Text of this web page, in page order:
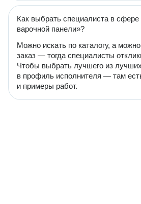
Как выбрать специалиста в сфере
варочной панели»?
Можно искать по каталогу, а
заказ — тогда специалисты
Чтобы выбрать лучшего из
в профиль исполнителя — там
и примеры работ.